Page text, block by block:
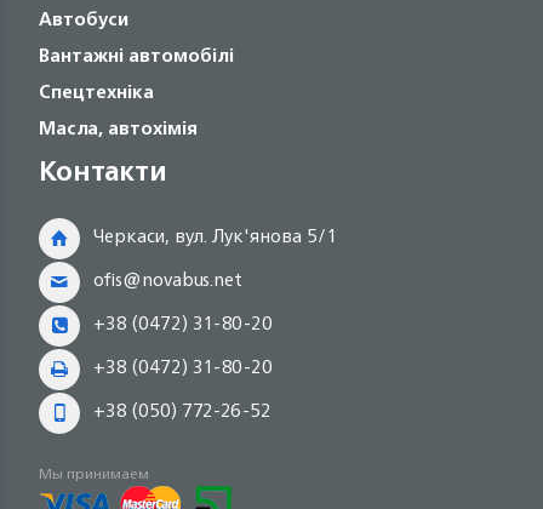
Автобуси
Вантажні автомобілі
Спецтехніка
Масла, автохімія
Контакти
Черкаси, вул. Лук'янова 5/1
ofis@novabus.net
+38 (0472) 31-80-20
+38 (0472) 31-80-20
+38 (050) 772-26-52
Мы принимаем